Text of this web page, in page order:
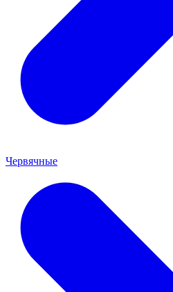
Червячные